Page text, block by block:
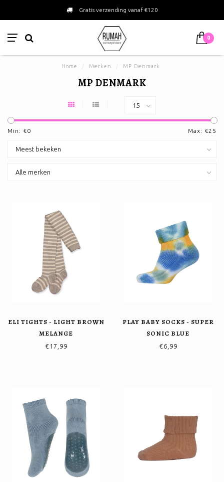
Gratis verzending vanaf €120
0
Home Merken MP Denmark
MP DENMARK
Min: €0 Max: €25
ELI TIGHTS - LIGHT BROWN
MELANGE
€17,99
PLAY BABY SOCKS - SUPER
SONIC BLUE
€6,99